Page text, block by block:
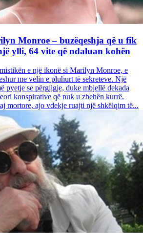
Monroe – buzëqeshja që u fik
ylli, 64 vite që ndaluan kohën
e një ikonë si Marilyn Monroe, e
me velin e pluhurt të sekreteve. Një
pyetje se përgjigje, duke mbjellë dekada
konspirative që nuk u zbehën kurrë.
mortore, ajo vdekje ruajti një shkëlqim të...